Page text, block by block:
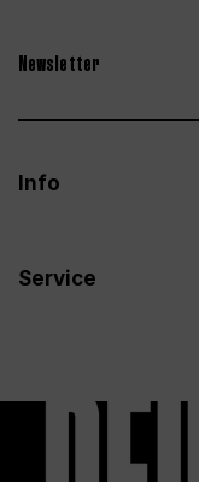
Newsletter
Info
Service